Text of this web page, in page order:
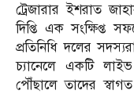
ট্রেজারার ইশরাত
দিপ্তি এক সংক্ষিপ্ত
প্রতিনিধি দলের
চ্যানেলে একটি
পৌঁছালে তাদের